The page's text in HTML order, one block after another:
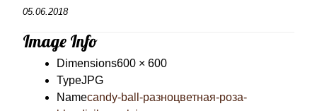
05.06.2018
Image Info
Dimensions600 × 600
TypeJPG
Namecandy-ball-разноцветная-роза-